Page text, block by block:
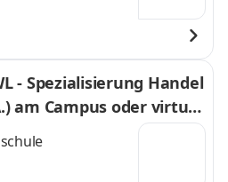
- Spezialisierung Handel
am Campus oder virtuel